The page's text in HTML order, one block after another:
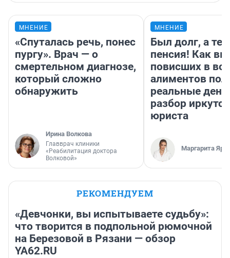
МНЕНИЕ
«Спуталась речь, понес
пургу». Врач — о
смертельном диагнозе,
который сложно
обнаружить
Ирина Волкова
Главврач клиники
«Реабилитация доктора
Волковой»
МНЕНИЕ
Был долг, а
пенсия! Как
повисших в
алиментов
реальные
разбор
юриста
Маргарита
РЕКОМЕНДУЕМ
«Девчонки, вы испытываете судьбу»:
что творится в подпольной рюмочной
на Березовой в Рязани — обзор
YA62.RU